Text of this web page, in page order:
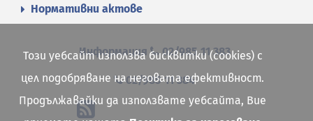
Нормативни актове
Информация 02/985 11 383
02/985 11 384
Този уебсайт използва бисквитки (cookies) с
цел подобряване на неговата ефективност.
Продължавайки да използвате уебсайта, Вие